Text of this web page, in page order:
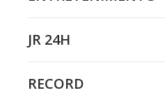
JR 24H
RECORD